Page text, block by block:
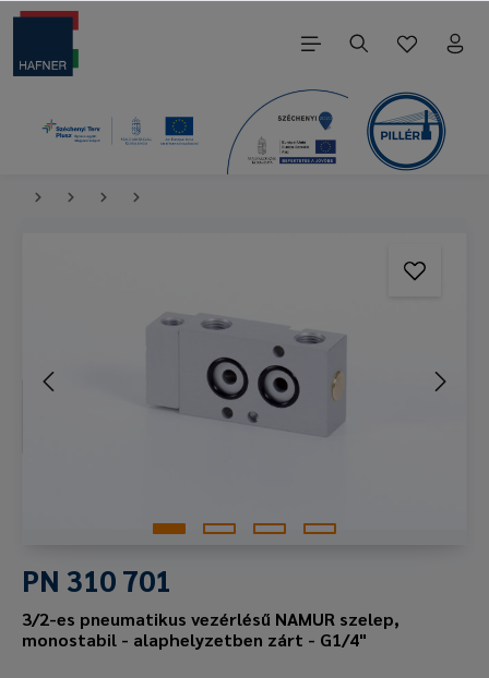
PN 310 701
3/2-es pneumatikus vezérlésű NAMUR szelep,
monostabil - alaphelyzetben zárt - G1/4"